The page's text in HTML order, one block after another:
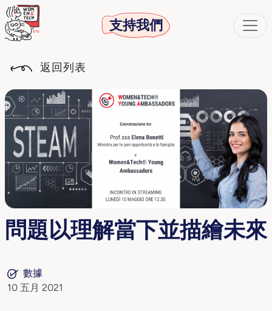
支持我們
返回列表
問題以理解當下並描繪未來
數據
10 五月 2021